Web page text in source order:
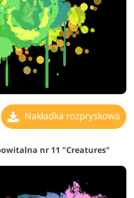
Nakładka rozpryskowa
nr 11 "Creatures"